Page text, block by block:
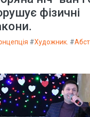
фізичні
#Художник. #